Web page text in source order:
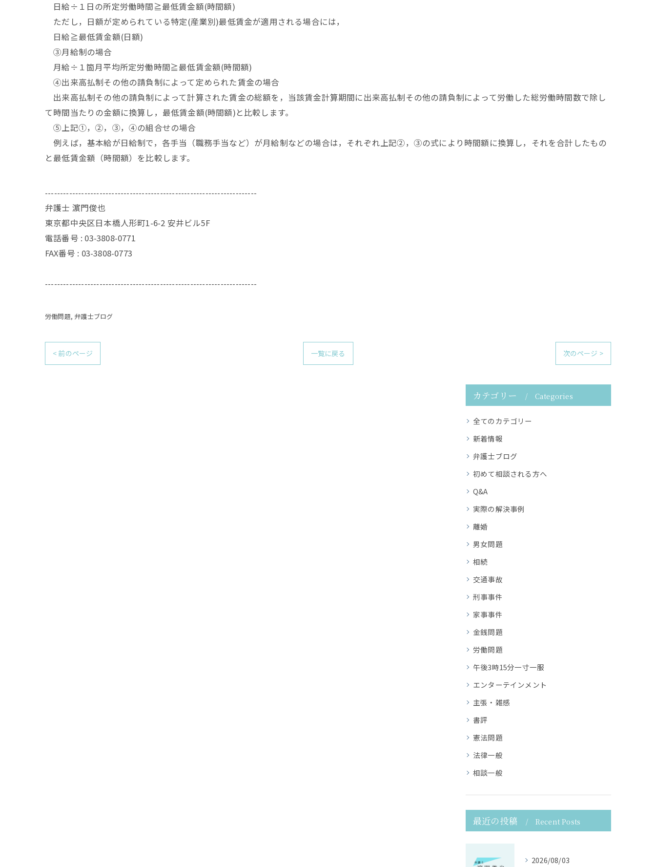
日給÷１日の所定労働時間≧最低賃金額(時間額)
ただし，日額が定められている特定(産業別)最低賃金が適用される場合には，
日給≧最低賃金額(日額)
③月給制の場合
月給÷１箇月平均所定労働時間≧最低賃金額(時間額)
④出来高払制その他の請負制によって定められた賃金の場合
出来高払制その他の請負制によって計算された賃金の総額を，当該賃金計算期間に出来高払制その他の請負制によって労働した総労働時間数で除し
て時間当たりの金額に換算し，最低賃金額(時間額)と比較します。
⑤上記①，②，③，④の組合せの場合
例えば，基本給が日給制で，各手当（職務手当など）が月給制などの場合は，それぞれ上記②，③の式により時間額に換算し，それを合計したもの
と最低賃金額（時間額）を比較します。
----------------------------------------------------------------------
弁護士 濵門俊也
東京都中央区日本橋人形町1-6-2 安井ビル5F
電話番号 : 03-3808-0771
FAX番号 : 03-3808-0773
----------------------------------------------------------------------
労働問題 弁護士ブログ
< 前のページ 一覧に戻る 次のページ >
カテゴリー Categories
全てのカテゴリー
新着情報
弁護士ブログ
初めて相談される方へ
Q&A
実際の解決事例
離婚
男女問題
相続
交通事故
刑事事件
家事事件
金銭問題
労働問題
午後3時15分一寸一服
エンターテインメント
主張・雑感
書評
憲法問題
法律一般
相談一般
最近の投稿 Recent Posts
2026/08/03